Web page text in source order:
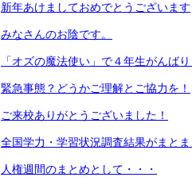
新年あけましておめでとうございます
みなさんのお陰です。
「オズの魔法使い」で４年生がんばり
緊急事態？どうかご理解とご協力を！
ご来校ありがとうございました！
全国学力・学習状況調査結果がまと
人権週間のまとめとして・・・